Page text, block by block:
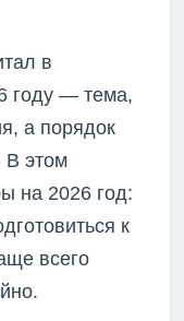
в
году — тема,
а порядок
В этом
на 2026 год:
к
всего